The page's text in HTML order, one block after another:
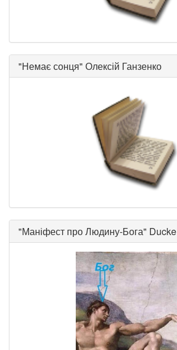
"Немає сонця" Олексій Ганзенко
"Маніфест про Людину-Бога" Ducke